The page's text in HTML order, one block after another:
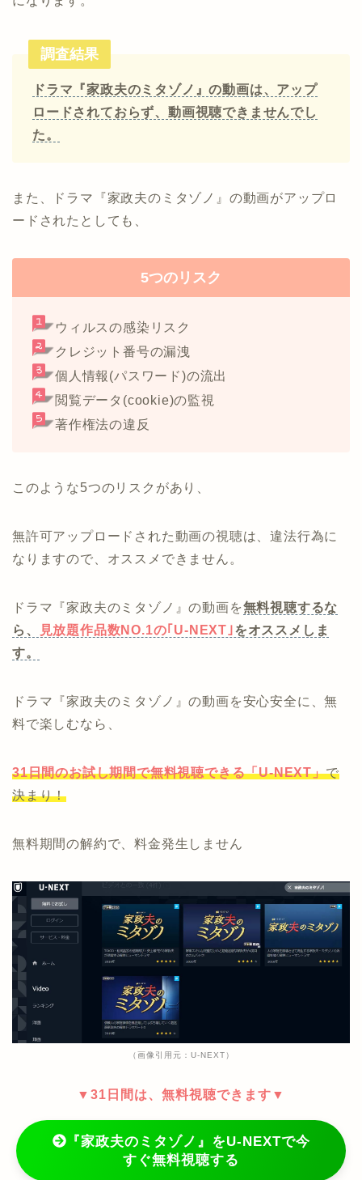
調査結果
ドラマ『家政夫のミタゾノ』の動画は、アップ
ロードされておらず、動画視聴できませんでし
た。
また、ドラマ『家政夫のミタゾノ』の動画がアップロ
ードされたとしても、
5つのリスク
ウィルスの感染リスク
クレジット番号の漏洩
個人情報(パスワード)の流出
閲覧データ(cookie)の監視
著作権法の違反
このような5つのリスクがあり、
無許可アップロードされた動画の視聴は、違法行為に
なりますので、オススメできません。
ドラマ『家政夫のミタゾノ』の動画を無料視聴するな
ら、
見放題作品数NO.1の｢U-NEXT｣ をオススメしま
す。
ドラマ『家政夫のミタゾノ』の動画を安心安全に、無
料で楽しむなら、
31日間のお試し期間で無料視聴できる「U-NEXT」で
決まり！
無料期間の解約で、料金発生しません
（画像引用元：U-NEXT）
▼31日間は、無料視聴できます▼
『家政夫のミタゾノ』をU-NEXTで今
すぐ無料視聴する